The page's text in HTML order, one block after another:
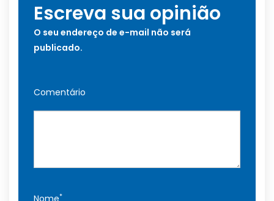
Escreva sua opinião
O seu endereço de e-mail não será
publicado.
Comentário
*